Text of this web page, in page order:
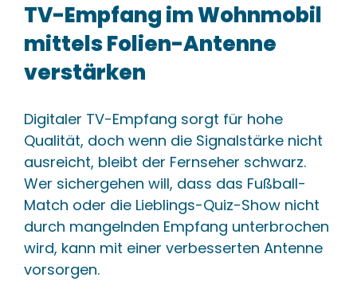
TV-Empfang im Wohnmobil
mittels Folien-Antenne
verstärken
Digitaler TV-Empfang sorgt für hohe
Qualität, doch wenn die Signalstärke nicht
ausreicht, bleibt der Fernseher schwarz.
Wer sichergehen will, dass das Fußball-
Match oder die Lieblings-Quiz-Show nicht
durch mangelnden Empfang unterbrochen
wird, kann mit einer verbesserten Antenne
vorsorgen.